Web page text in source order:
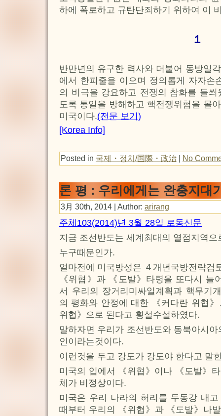
하에 폭로하고 규탄단죄하기 위하여 이
１
반만년의 유구한 력사와 더불어 동방일
에서 한피줄을 이으며 정의롭게 자자손
의 비극을 강요하고 전쟁의 참화를 들
도록 통일을 방해하고 핵전쟁위험을 몰
미국이다.(전문 보기)
[Korea Info]
Posted in 국제・정치/国際・政治 | No
론 평 : 우리에게는 완충지대
3月 30th, 2014 | Author: arirang
주체103(2014)년 3월 28일 로동신문
지금 조선반도는 세계최대의 열점지역으
누구때문인가.
얼마전에 미국방성은 ４개년국방전략검
《위협》과 《도발》타령을 또다시 늘
서 우리의 장거리미싸일계획과 핵무기
의 평화와 안정에 대한 《커다란 위협
위협》으로 된다고 횡설수설하였다.
말하자면 우리가 조선반도와 동북아시
인이라는것이다.
이런것을 두고 강도가 강도야 한다고 말
미국의 입에서 《위협》이나 《도발》
체가 비정상이다.
미국은 우리 나라의 허리를 두동강 내
때부터 우리의 《위협》과 《도발》나